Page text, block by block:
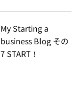
My Starting a
business Blog その
7 START！